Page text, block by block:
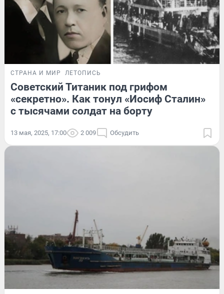
СТРАНА И МИР ЛЕТОПИСЬ
Советский Титаник под грифом
«секретно». Как тонул «Иосиф Сталин»
с тысячами солдат на борту
13 мая, 2025, 17:00 2 009 Обсудить